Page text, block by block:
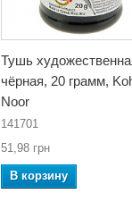
Тушь
чёрная, 20 грамм,
Noor
141701
51,98 грн
В корзину